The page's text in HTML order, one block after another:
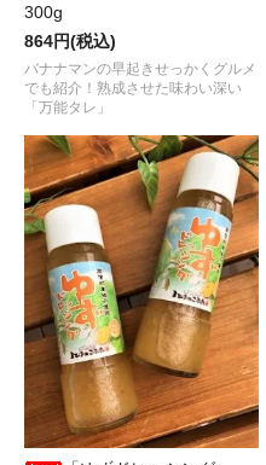
300g
864円(税込)
バナナマンの早起きせっかくグルメ
でも紹介！熟成させた味わい深い
「万能タレ」